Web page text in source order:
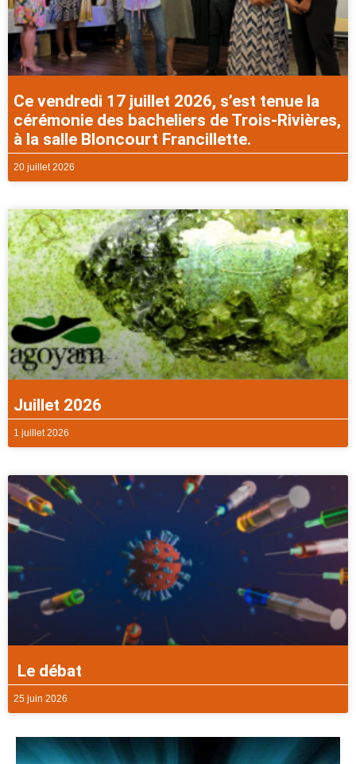
Ce vendredi 17 juillet 2026, s’est tenue la
cérémonie des bacheliers de Trois-Rivières,
à la salle Bloncourt Francillette.
20 juillet 2026
Juillet 2026
1 juillet 2026
Le débat
25 juin 2026